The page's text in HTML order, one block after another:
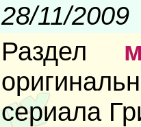
28/11/2009
Раздел
сериала